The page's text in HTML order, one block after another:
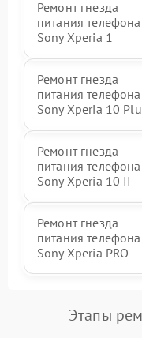
Ремонт гнезда
питания телефона
Sony Xperia 1
Ремонт гнезда
питания телефона
Sony Xperia 10
Ремонт гнезда
питания телефона
Sony Xperia 10 II
Ремонт гнезда
питания телефона
Sony Xperia PRO
Этапы